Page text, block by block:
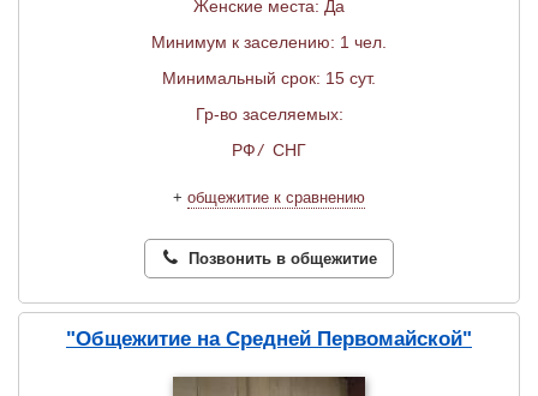
Женские места: Да
Минимум к заселению: 1 чел.
Минимальный срок: 15 сут.
Гр-во заселяемых:
РФ/ СНГ
+ общежитие к сравнению
Позвонить в общежитие
"Общежитие на Средней Первомайской"